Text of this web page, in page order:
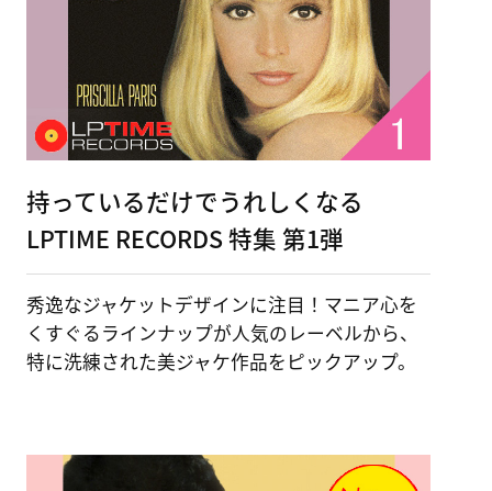
持っているだけでうれしくなる
LPTIME RECORDS 特集 第1弾
秀逸なジャケットデザインに注目！マニア心を
くすぐるラインナップが人気のレーベルから、
特に洗練された美ジャケ作品をピックアップ。